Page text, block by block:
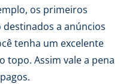
os primeiros
a anúncios
tenha um excelente
topo. Assim vale a pena